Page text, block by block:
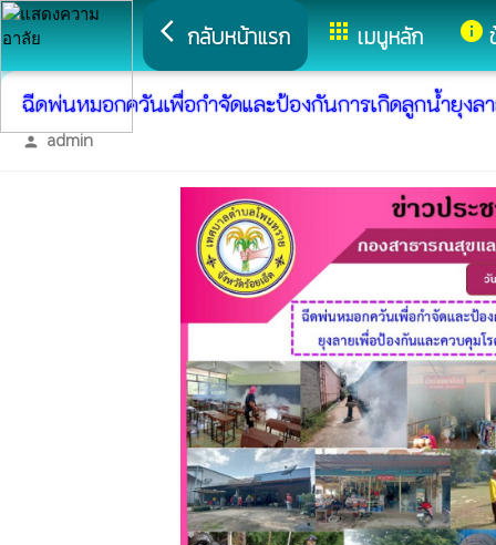
arrow_back_ios กลับหน้าแรก appsเมนูหลัก info
ฉีดพ่นหมอกควันเพื่อกำจัดและป้องกันการเกิดลูกน้ำยุงล
person admin